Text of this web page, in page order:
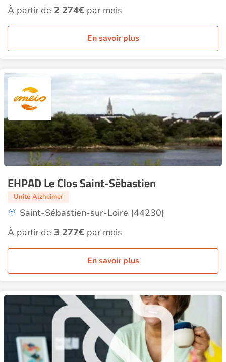
À partir de 2 274€ par mois
En savoir plus
EHPAD Le Clos Saint-Sébastien
Unité Alzheimer
Saint-Sébastien-sur-Loire (44230)
À partir de 3 277€ par mois
En savoir plus